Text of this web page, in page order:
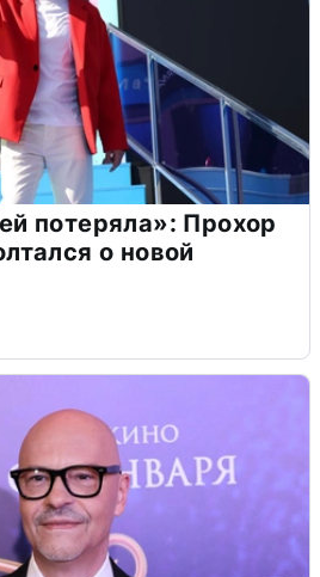
потеряла»: Прохор
о новой